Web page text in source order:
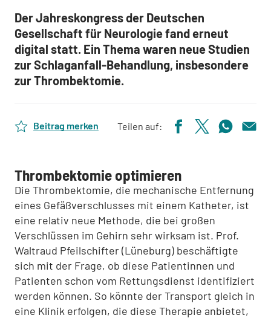
Der Jahreskongress der Deutschen
Gesellschaft für Neurologie fand erneut
digital statt. Ein Thema waren neue Studien
zur Schlaganfall-Behandlung, insbesondere
zur Thrombektomie.
Beitrag merken Teilen auf:
Thrombektomie optimieren
Die Thrombektomie, die mechanische Entfernung
eines Gefäßverschlusses mit einem Katheter, ist
eine relativ neue Methode, die bei großen
Verschlüssen im Gehirn sehr wirksam ist. Prof.
Waltraud Pfeilschifter (Lüneburg) beschäftigte
sich mit der Frage, ob diese Patientinnen und
Patienten schon vom Rettungsdienst identifiziert
werden können. So könnte der Transport gleich in
eine Klinik erfolgen, die diese Therapie anbietet,